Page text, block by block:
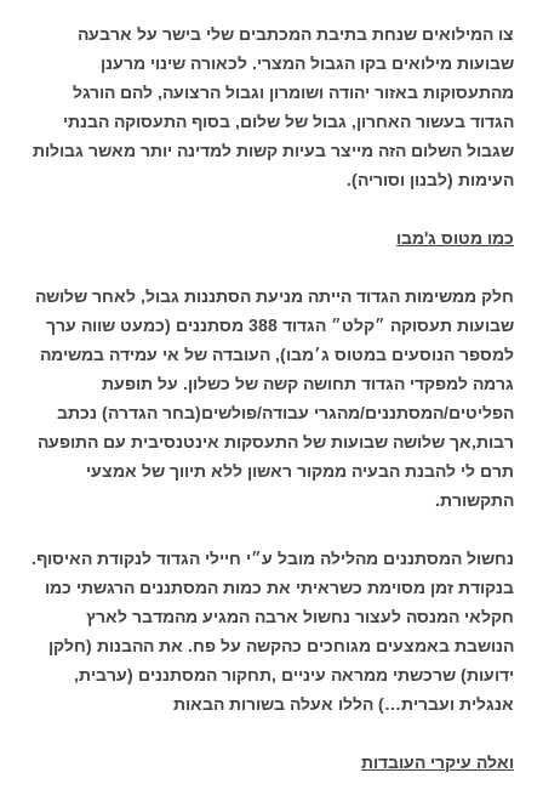
צו המילואים שנחת בתיבת המכתבים שלי בישר על ארבעה
שבועות מילואים בקו הגבול המצרי. לכאורה שינוי מרענן
מהתעסוקות באזור יהודה ושומרון וגבול הרצועה, להם הורגל
הגדוד בעשור האחרון, גבול של שלום, בסוף התעסוקה הבנתי
שגבול השלום הזה מייצר בעיות קשות למדינה יותר מאשר גבולות
העימות (לבנון וסוריה).
כמו מטוס ג'מבו
חלק ממשימות הגדוד הייתה מניעת הסתננות גבול, לאחר שלושה
שבועות תעסוקה ״קלט״ הגדוד 388 מסתננים (כמעט שווה ערך
למספר הנוסעים במטוס ג׳מבו), העובדה של אי עמידה במשימה
גרמה למפקדי הגדוד תחושה קשה של כשלון. על תופעת
הפליטים/המסתננים/מהגרי עבודה/פולשים(בחר הגדרה) נכתב
רבות,אך שלושה שבועות של התעסקות אינטנסיבית עם התופעה
תרם לי להבנת הבעיה ממקור ראשון ללא תיווך של אמצעי
התקשורת.
נחשול המסתננים מהלילה מובל ע״י חיילי הגדוד לנקודת האיסוף.
בנקודת זמן מסוימת כשראיתי את כמות המסתננים הרגשתי כמו
חקלאי המנסה לעצור נחשול ארבה המגיע מהמדבר לארץ
הנושבת באמצעים מגוחכים כהקשה על פח. את ההבנות (חלקן
ידועות) שרכשתי ממראה עיניים ,תחקור המסתננים (ערבית,
אנגלית ועברית…) הללו אעלה בשורות הבאות
ואלה עיקרי העובדות